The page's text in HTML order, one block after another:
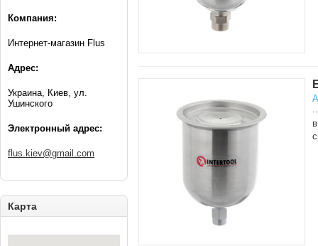
Компания:
Интернет-магазин Flus
Адрес:
Украина, Киев, ул.
Ушинского
Электронный адрес:
flus.kiev@gmail.com
Карта
..